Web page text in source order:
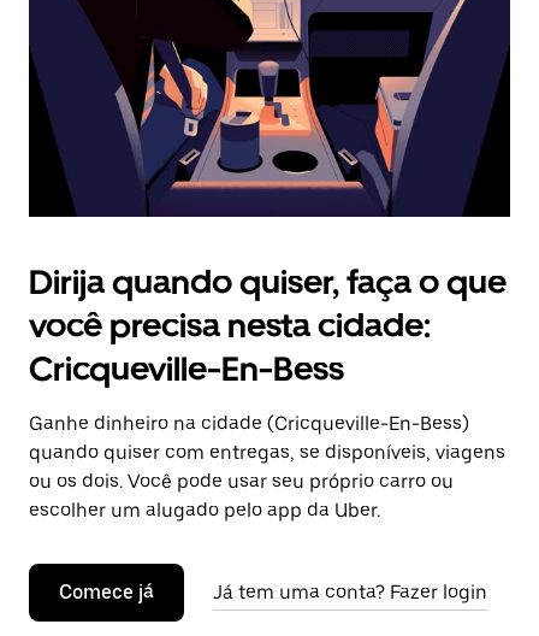
o
calendário.
Dirija quando quiser, faça o que
você precisa nesta cidade:
Cricqueville-En-Bess
Ganhe dinheiro na cidade (Cricqueville-En-Bess)
quando quiser com entregas, se disponíveis, viagens
ou os dois. Você pode usar seu próprio carro ou
escolher um alugado pelo app da Uber.
Comece já Já tem uma conta? Fazer login